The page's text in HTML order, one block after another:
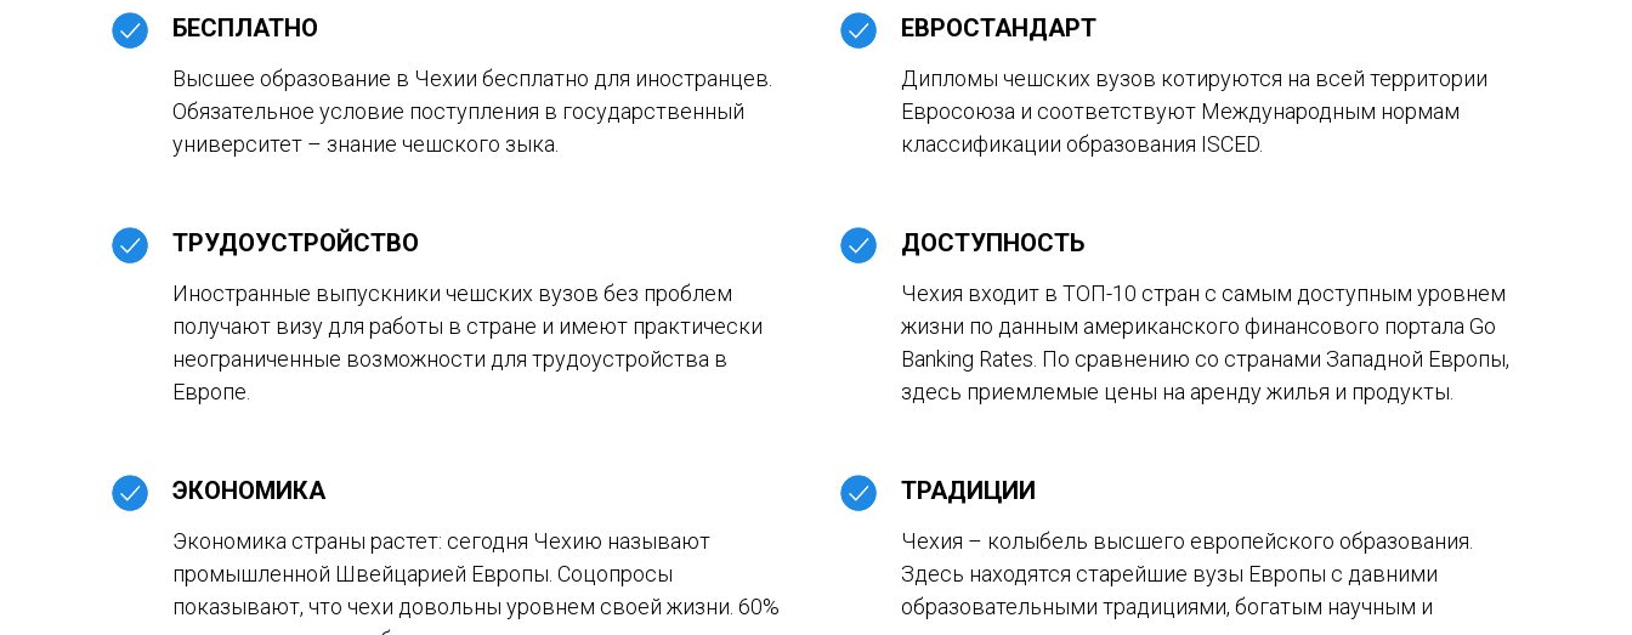
БЕСПЛАТНО
Высшее образование в Чехии бесплатно для иностранцев.
Обязательное условие поступления в государственный
университет – знание чешского зыка.
ЕВРОСТАНДАРТ
Дипломы чешских вузов котируются на всей территории
Евросоюза и соответствуют Международным нормам
классификации образования ISCED.
ТРУДОУСТРОЙСТВО
Иностранные выпускники чешских вузов без проблем
получают визу для работы в стране и имеют практически
неограниченные возможности для трудоустройства в
Европе.
ДОСТУПНОСТЬ
Чехия входит в ТОП-10 стран с самым доступным уровнем
жизни по данным американского финансового портала Go
Banking Rates. По сравнению со странами Западной Европы,
здесь приемлемые цены на аренду жилья и продукты.
ЭКОНОМИКА
Экономика страны растет: сегодня Чехию называют
промышленной Швейцарией Европы. Соцопросы
показывают, что чехи довольны уровнем своей жизни. 60%
ТРАДИЦИИ
Чехия – колыбель высшего европейского образования.
Здесь находятся старейшие вузы Европы с давними
образовательными традициями, богатым научным и